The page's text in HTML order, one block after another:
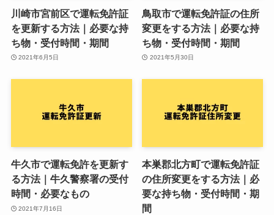
川崎市宮前区で運転免許証
を更新する方法｜必要な持
ち物・受付時間・期間
2021年6月5日
鳥取市で運転免許証の住所
変更をする方法｜必要な持
ち物・受付時間・期間
2021年5月30日
牛久市で運転免許を更新す
る方法｜牛久警察署の受付
時間・必要なもの
2021年7月16日
本巣郡北方町で運転免許証
の住所変更をする方法｜必
要な持ち物・受付時間・期
間